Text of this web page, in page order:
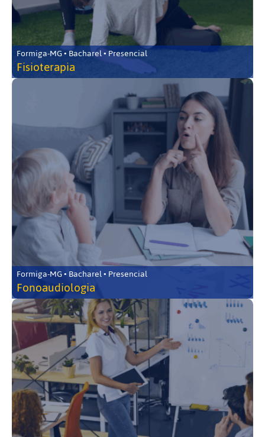
Formiga-MG • Bacharel • Presencial
Fisioterapia
Formiga-MG • Bacharel • Presencial
Fonoaudiologia